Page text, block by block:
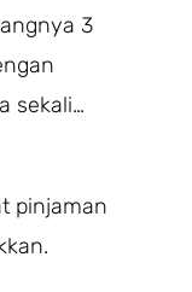
3
sekali…
pinjaman